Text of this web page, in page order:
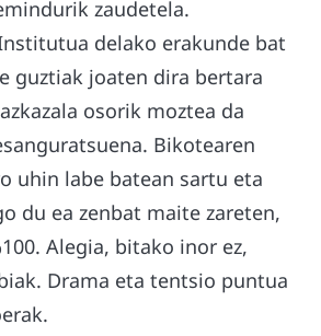
zaudetela.
delako erakunde bat
guztiak joaten dira bertara
osorik moztea da
Bikotearen
uhin labe batean sartu eta
du ea zenbat maite zareten,
Alegia, bitako inor ez,
Drama eta tentsio puntua